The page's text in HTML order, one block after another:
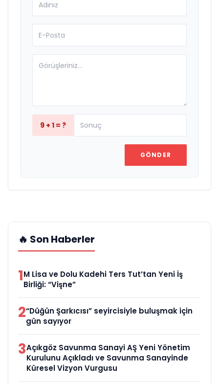
9 + 1 = ?
GÖNDER
🔥 Son Haberler
1M Lisa ve Dolu Kadehi Ters Tut’tan Yeni İş
Birliği: “Vişne”
2“Düğün Şarkıcısı” seyircisiyle buluşmak için
gün sayıyor
3Açıkgöz Savunma Sanayi AŞ Yeni Yönetim
Kurulunu Açıkladı ve Savunma Sanayinde
Küresel Vizyon Vurgusu